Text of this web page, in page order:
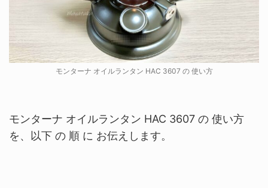
モンターナ オイルランタン HAC 3607 の 使い方
モンターナ オイルランタン HAC 3607 の 使い方
を、以下 の 順 に お伝えします。